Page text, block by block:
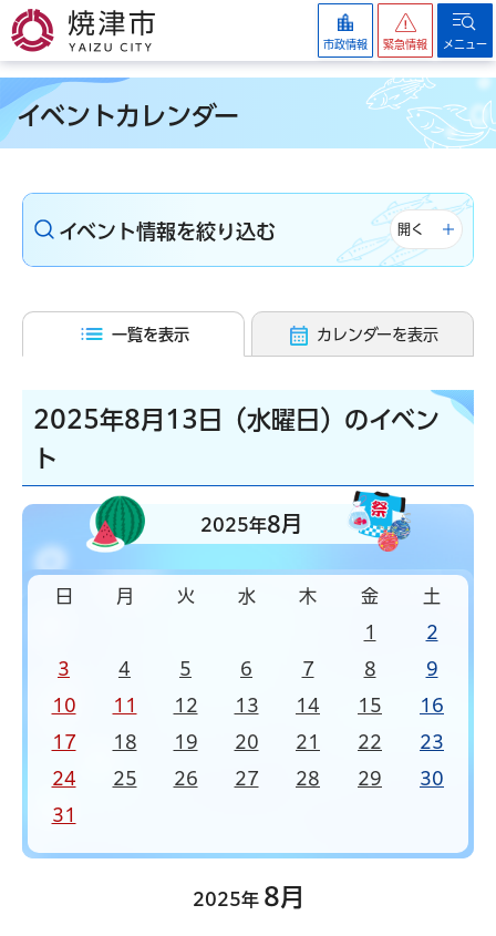
焼津市
市政情報 緊急情報 メニュー
イベントカレンダー
イベント情報を絞り込む 開く
一覧を表示 カレンダーを表示
2025年8月13日（水曜日）のイベン
ト
2025年8月
日 月 火 水 木 金 土
1 2
3 4 5 6 7 8 9
10 11 12 13 14 15 16
17 18 19 20 21 22 23
24 25 26 27 28 29 30
31
2025年 8月